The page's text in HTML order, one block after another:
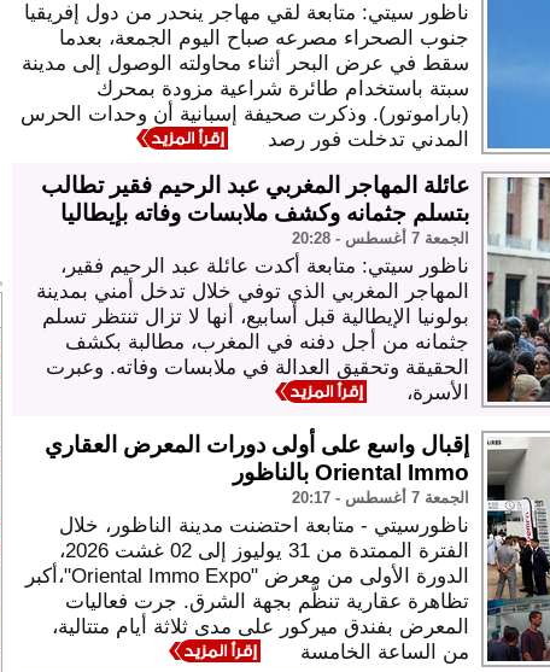
ناظور سيتي: متابعة لقي مهاجر ينحدر من دول إفريقيا
جنوب الصحراء مصرعه صباح اليوم الجمعة، بعدما
سقط في عرض البحر أثناء محاولته الوصول إلى مدينة
سبتة باستخدام طائرة شراعية مزودة بمحرك
(باراموتور). وذكرت صحيفة إسبانية أن وحدات الحرس
المدني تدخلت فور رصد
عائلة المهاجر المغربي عبد الرحيم فقير تطالب
بتسلم جثمانه وكشف ملابسات وفاته بإيطاليا
الجمعة 7 أغسطس - 20:28
ناظور سيتي: متابعة أكدت عائلة عبد الرحيم فقير،
المهاجر المغربي الذي توفي خلال تدخل أمني بمدينة
بولونيا الإيطالية قبل أسابيع، أنها لا تزال تنتظر تسلم
جثمانه من أجل دفنه في المغرب، مطالبة بكشف
الحقيقة وتحقيق العدالة في ملابسات وفاته. وعبرت
الأسرة،
إقبال واسع على أولى دورات المعرض العقاري
Oriental Immo بالناظور
الجمعة 7 أغسطس - 20:17
ناظورسيتي - متابعة احتضنت مدينة الناظور، خلال
الفترة الممتدة من 31 يوليوز إلى 02 غشت 2026،
الدورة الأولى من معرض "Oriental Immo Expo"،أكبر
تظاهرة عقارية تنظَّم بجهة الشرق. جرت فعاليات
المعرض بفندق ميركور على مدى ثلاثة أيام متتالية،
من الساعة الخامسة